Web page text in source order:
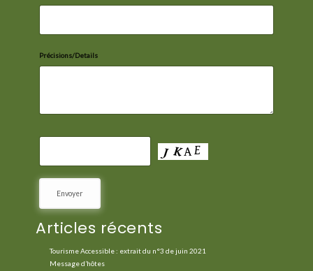
Précisions/Details
Articles récents
Tourisme Accessible : extrait du n°3 de juin 2021
Message d’hôtes